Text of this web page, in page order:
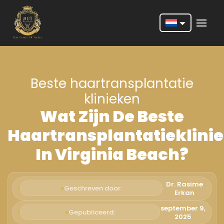
Français
Português
Español
Türkçe
Italiano
Română
Beste haartransplantatie
klinieken
Wat Zijn De Beste
In Virginia Beach?
Geschreven door:
Dr. Rasime
Erkan
Gepubliceerd:
september 9,
2025